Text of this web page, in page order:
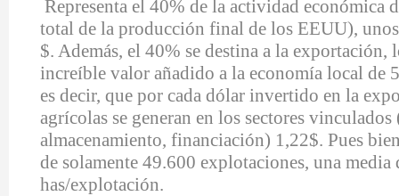
Representa el 40% de la actividad económica
total de la producción final de los EEUU),
$. Además, el 40% se destina a la exportación,
increíble valor añadido a la economía local de
es decir, que por cada dólar invertido en la
agrícolas se generan en los sectores vinculados
almacenamiento, financiación) 1,22$. Pues
de solamente 49.600 explotaciones, una media
has/explotación.